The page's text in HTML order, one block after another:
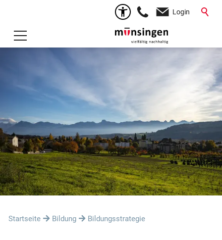
Login
Startseite Bildung Bildungsstrategie